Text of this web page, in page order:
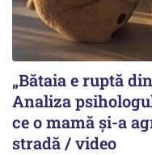
„Bătaia e ruptă
Analiza
ce o mamă și-a
stradă / video